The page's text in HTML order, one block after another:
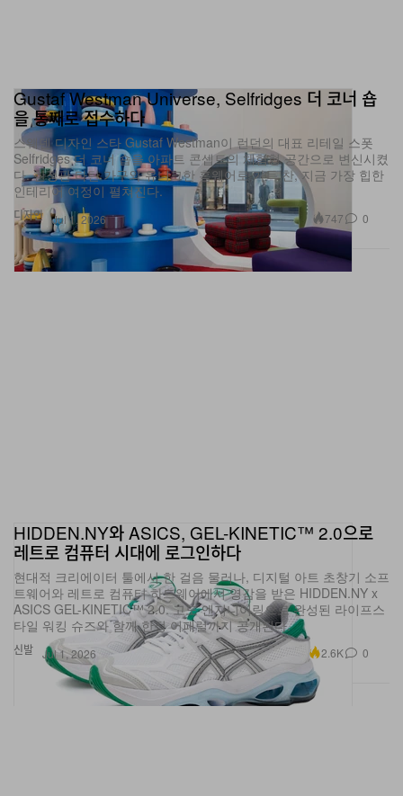
디자인
Gustaf Westman Universe, Selfridges 더 코너 숍
을 통째로 접수하다
스웨덴 디자인 스타 Gustaf Westman이 런던의 대표 리테일 스폿
Selfridges 더 코너 숍을 아파트 콘셉트의 체험형 공간으로 변신시켰
다. 한정판 타탄 가구와 유니크한 홈웨어로 가득 찬, 지금 가장 힙한
인테리어 여정이 펼쳐진다.
Jul 1, 2026 747 0
신발
HIDDEN.NY와 ASICS, GEL-KINETIC™ 2.0으로
레트로 컴퓨터 시대에 로그인하다
현대적 크리에이터 툴에서 한 걸음 물러나, 디지털 아트 초창기 소프
트웨어와 레트로 컴퓨터 하드웨어에서 영감을 받은 HIDDEN.NY x
ASICS GEL-KINETIC™ 2.0. 고도 엔지니어링으로 완성된 라이프스
타일 워킹 슈즈와 함께 한정 어패럴까지 공개된다.
Jul 1, 2026 2.6K 0